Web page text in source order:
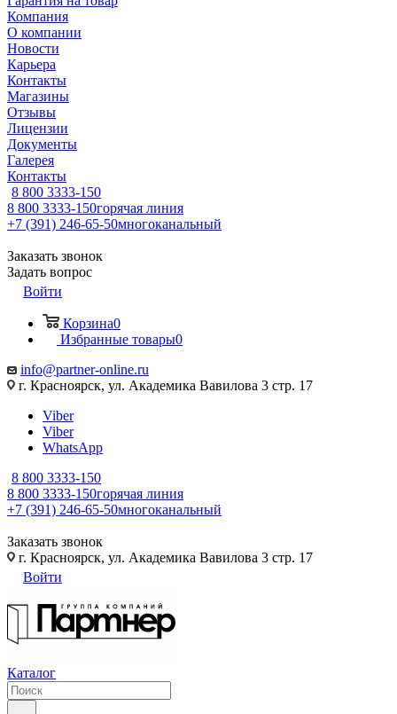
Компания
О компании
Новости
Карьера
Контакты
Магазины
Отзывы
Лицензии
Документы
Галерея
Контакты
8 800 3333-150
8 800 3333-150горячая линия
+7 (391) 246-65-50многоканальный
Заказать звонок
Задать вопрос
Войти
Корзина0
Избранные товары0
info@partner-online.ru
г. Красноярск, ул. Академика Вавилова 3 стр. 17
Viber
Viber
WhatsApp
8 800 3333-150
8 800 3333-150горячая линия
+7 (391) 246-65-50многоканальный
Заказать звонок
г. Красноярск, ул. Академика Вавилова 3 стр. 17
Войти
Каталог